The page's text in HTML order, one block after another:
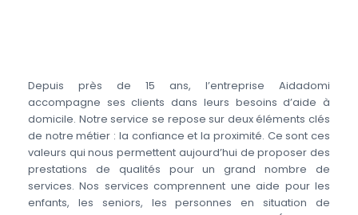
Depuis près de 15 ans, l’entreprise Aidadomi
accompagne ses clients dans leurs besoins d’aide à
domicile. Notre service se repose sur deux éléments clés
de notre métier : la confiance et la proximité. Ce sont ces
valeurs qui nous permettent aujourd’hui de proposer des
prestations de qualités pour un grand nombre de
services. Nos services comprennent une aide pour les
enfants, les seniors, les personnes en situation de